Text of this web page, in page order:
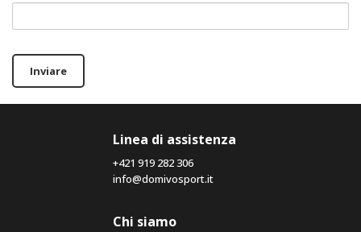
Inviare
Linea di assistenza
+421 919 282 306
info@domivosport.it
Chi siamo